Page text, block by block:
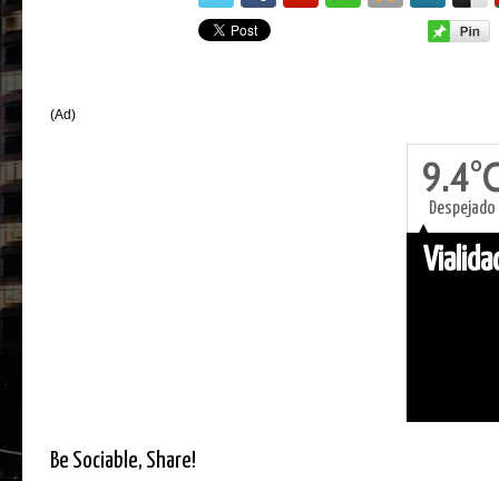
(Ad)
Despejado
Be Sociable, Share!